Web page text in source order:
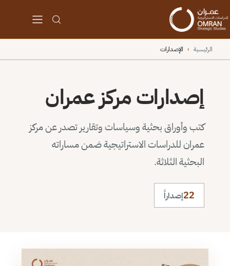
الرئيسية › الإصدارات
إصدارات مركز عمران
كتب وأوراق بحثية وسياسات وتقارير تصدر عن مركز
عمران للدراسات الاستراتيجية ضمن مساراته
البحثية الثلاثة.
22إصداراً